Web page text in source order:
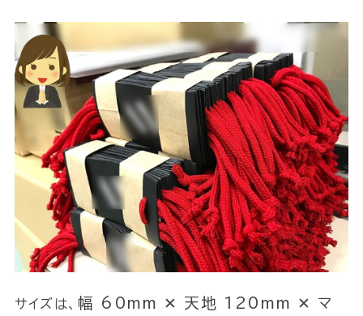
サイズは、 幅 60mm ✕ 天地 120mm ✕ マ